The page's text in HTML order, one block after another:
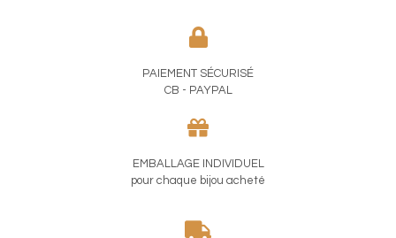
PAIEMENT SÉCURISÉ
CB - PAYPAL
EMBALLAGE INDIVIDUEL
pour chaque bijou acheté